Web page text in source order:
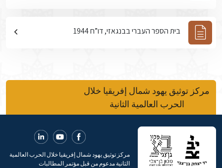
בית הספר העברי בבנגאזי, דו”ח 1944
مركز توثيق يهود شمال إفريقيا خلال
الحرب العالمية الثانية
مركز توثيق يهود شمال إفريقيا خلال الحرب العالمية
الثانية مدعوم من قبل مؤتمر المطالبات